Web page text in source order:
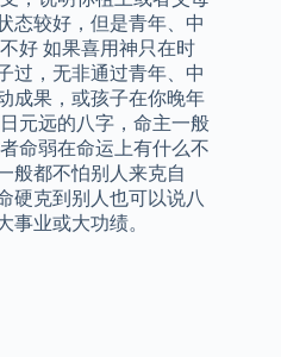
态较好，但是青年、中
好 如果喜用神只在时
过，无非通过青年、中
成果，或孩子在你晚年
元远的八字，命主一般
命弱在命运上有什么不
般都不怕别人来克自
硬克到别人也可以说八
事业或大功绩。